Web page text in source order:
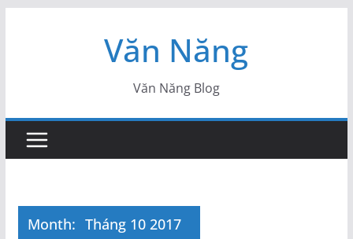
Văn Năng
Văn Năng Blog
Month: Tháng 10 2017